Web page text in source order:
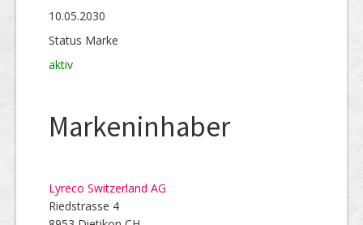
10.05.2030
Status Marke
aktiv
Markeninhaber
Lyreco Switzerland AG
Riedstrasse 4